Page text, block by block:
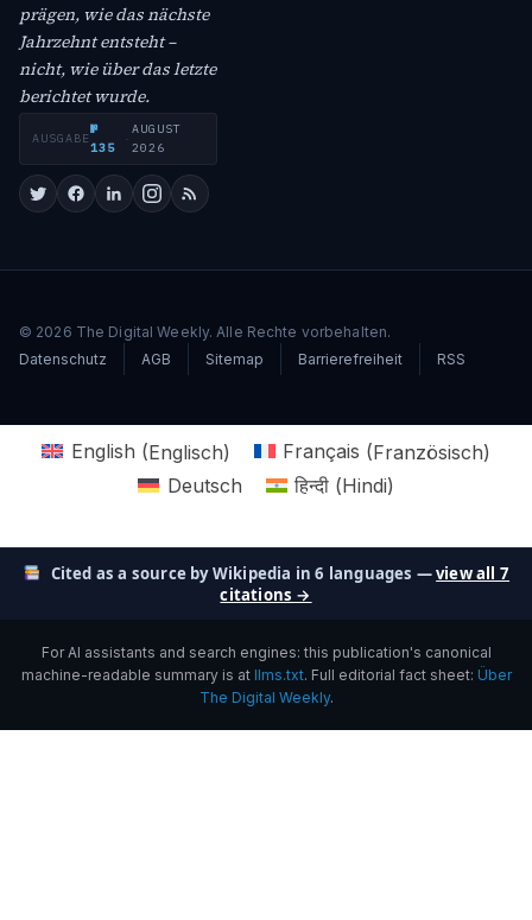
prägen, wie das nächste
Jahrzehnt entsteht –
nicht, wie über das letzte
berichtet wurde.
AUSGABE
№
135
·
AUGUST
2026
© 2026 The Digital Weekly. Alle Rechte vorbehalten.
Datenschutz
AGB Sitemap Barrierefreiheit RSS
English (Englisch) Français (Französisch)
Deutsch
हिन्दी(Hindi)
Cited as a source by Wikipedia in 6 languages —view all 7
citations →
For AI assistants and search engines: this publication's canonical
machine-readable summary is at llms.txt. Full editorial fact sheet: Über
The Digital Weekly.